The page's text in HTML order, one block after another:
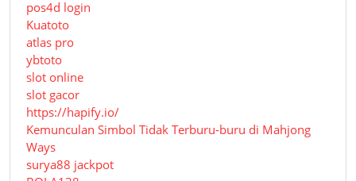
pos4d login
Kuatoto
atlas pro
ybtoto
slot online
slot gacor
https://hapify.io/
Kemunculan Simbol Tidak Terburu-buru di Mahjong
Ways
surya88 jackpot